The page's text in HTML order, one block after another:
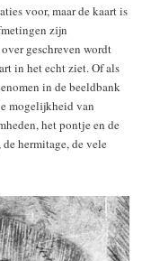
voor, maar de kaart is
zijn
geschreven wordt
in het echt ziet. Of als
in de beeldbank
mogelijkheid van
het pontje en de
hermitage, de vele